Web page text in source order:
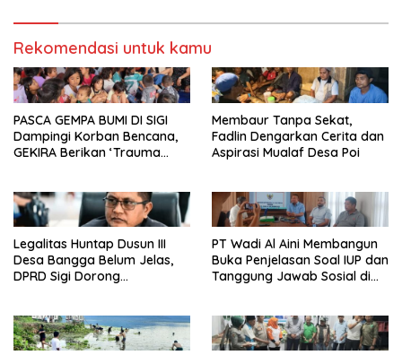
Rekomendasi untuk kamu
PASCA GEMPA BUMI DI SIGI
Dampingi Korban Bencana,
GEKIRA Berikan ‘Trauma
Membaur Tanpa Sekat,
Fadlin Dengarkan Cerita dan
Aspirasi Mualaf Desa Poi
Legalitas Huntap Dusun III
Desa Bangga Belum Jelas,
DPRD Sigi Dorong
PT Wadi Al Aini Membangun
Buka Penjelasan Soal IUP dan
Tanggung Jawab Sosial di